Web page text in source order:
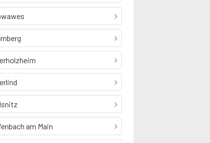
am Main